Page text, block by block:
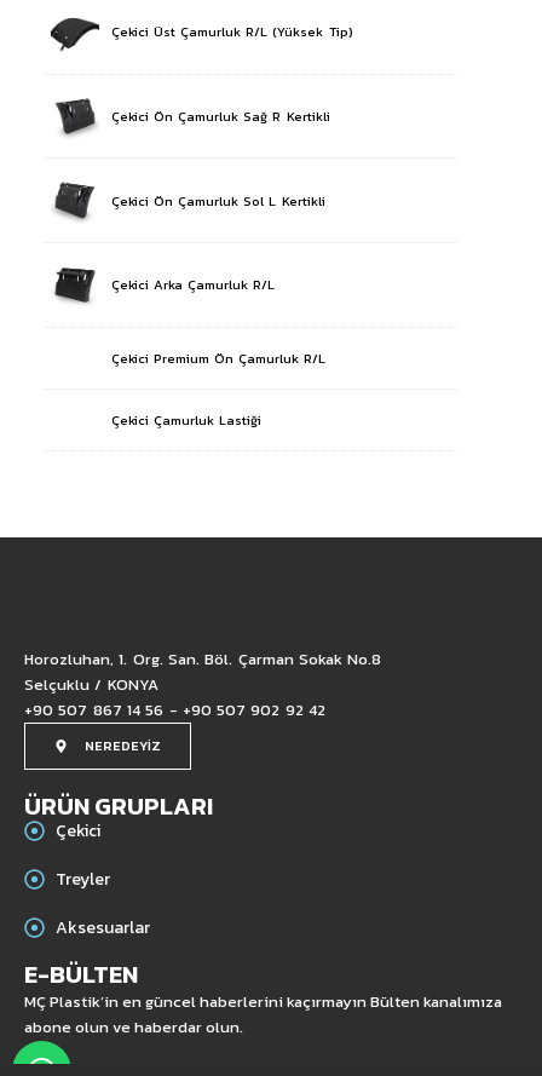
Çekici Üst Çamurluk R/L (Yüksek Tip)
Çekici Ön Çamurluk Sağ R Kertikli
Çekici Ön Çamurluk Sol L Kertikli
Çekici Arka Çamurluk R/L
Çekici Premium Ön Çamurluk R/L
Çekici Çamurluk Lastiği
Horozluhan, 1. Org. San. Böl. Çarman Sokak No.8
Selçuklu / KONYA
+90 507 867 14 56 - +90 507 902 92 42
NEREDEYİZ
ÜRÜN GRUPLARI
Çekici
Treyler
Aksesuarlar
E-BÜLTEN
MÇ Plastik’in en güncel haberlerini kaçırmayın Bülten kanalımıza
abone olun ve haberdar olun.